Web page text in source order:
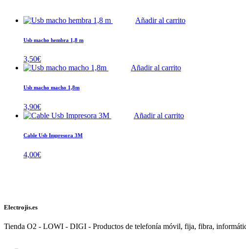
Añadir al carrito
Usb macho hembra 1,8 m
3,50€
Añadir al carrito
Usb macho macho 1,8m
3,90€
Añadir al carrito
Cable Usb Impresora 3M
4,00€
Electrojis.es
Tienda O2 - LOWI - DIGI - Productos de telefonía móvil, fija, fibra,